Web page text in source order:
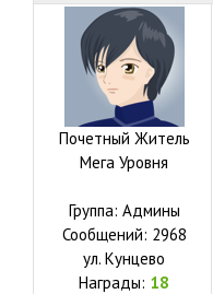
Почетный Житель
Мега Уровня
Группа: Админы
Сообщений: 2968
ул. Кунцево
Награды: 18